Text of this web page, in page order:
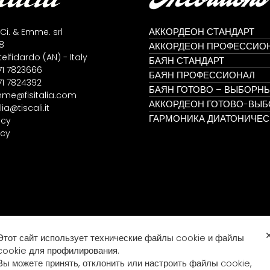
& Emme. srl
(AN) - Italy
7823666
7824392
АККОРДЕОН СТАНДАРТ
АККОРДЕОН
БАЯН СТАНДАРТ
БАЯН ПРОФЕССИОНАЛ
БАЯН ГОТОВО –
АККОРДЕОН ГОТОВО-
ГАРМОНИКА
сайт использует технические файлы cookie и файлы
для профилирования.
можете принять, отклонить или настроить файлы cookie,